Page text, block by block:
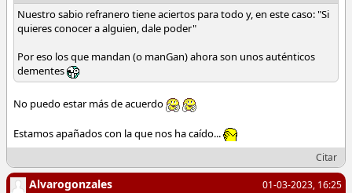
Nuestro sabio refranero tiene aciertos para todo y, en este caso: "Si
quieres conocer a alguien, dale poder"
Por eso los que mandan (o manGan) ahora son unos auténticos
dementes
No puedo estar más de acuerdo
Estamos apañados con la que nos ha caído...
Citar
01-03-2023, 16:25
Alvarogonzales